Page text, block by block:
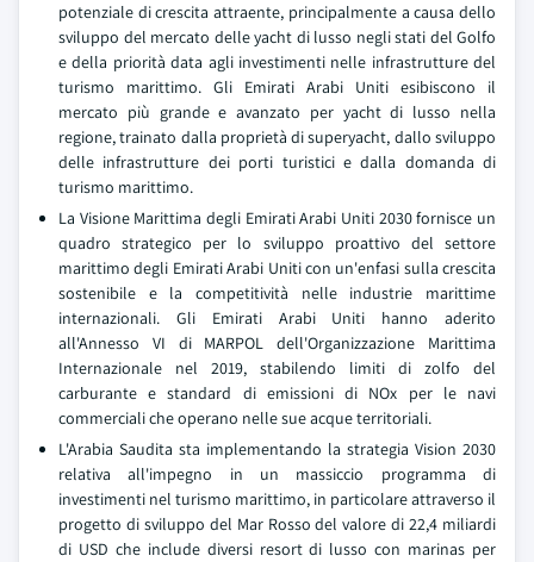
potenziale di crescita attraente, principalmente a causa dello
sviluppo del mercato delle yacht di lusso negli stati del Golfo
e della priorità data agli investimenti nelle infrastrutture del
turismo marittimo. Gli Emirati Arabi Uniti esibiscono il
mercato più grande e avanzato per yacht di lusso nella
regione, trainato dalla proprietà di superyacht, dallo sviluppo
delle infrastrutture dei porti turistici e dalla domanda di
turismo marittimo.
La Visione Marittima degli Emirati Arabi Uniti 2030 fornisce un
quadro strategico per lo sviluppo proattivo del settore
marittimo degli Emirati Arabi Uniti con un'enfasi sulla crescita
sostenibile e la competitività nelle industrie marittime
internazionali. Gli Emirati Arabi Uniti hanno aderito
all'Annesso VI di MARPOL dell'Organizzazione Marittima
Internazionale nel 2019, stabilendo limiti di zolfo del
carburante e standard di emissioni di NOx per le navi
commerciali che operano nelle sue acque territoriali.
L'Arabia Saudita sta implementando la strategia Vision 2030
relativa all'impegno in un massiccio programma di
investimenti nel turismo marittimo, in particolare attraverso il
progetto di sviluppo del Mar Rosso del valore di 22,4 miliardi
di USD che include diversi resort di lusso con marinas per